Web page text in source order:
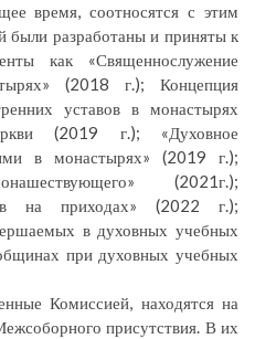
время, соотносятся с этим
разработаны и приняты к
как «Священнослужение
(2018 г.); Концепция
уставов в монастырях
(2019 г.); «Духовное
в монастырях» (2019 г.);
(2021г.);
на приходах» (2022 г.);
в духовных учебных
при духовных учебных
Комиссией, находятся на
присутствия. В их